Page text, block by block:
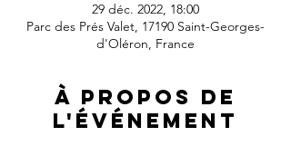
29 déc. 2022, 18:00
Parc des Prés Valet, 17190 Saint-Georges-
d'Oléron, France
À propos de
l'événement